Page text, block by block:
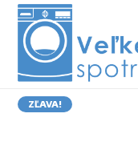
ZĽAVA!